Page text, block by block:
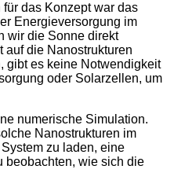
das Konzept war das
Energieversorgung im
wir die Sonne direkt
auf die Nanostrukturen
gibt es keine Notwendigkeit
oder Solarzellen, um
numerische Simulation.
Nanostrukturen im
zu laden, eine
beobachten, wie sich die